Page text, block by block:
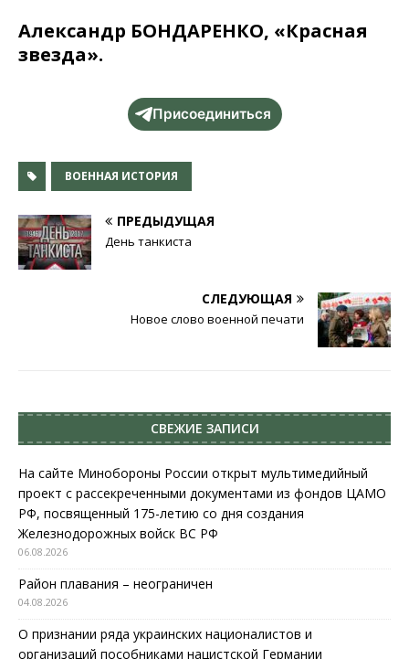
Александр БОНДАРЕНКО, «Красная
звезда».
Присоединиться
ВОЕННАЯ ИСТОРИЯ
ПРЕДЫДУЩАЯ
День танкиста
СЛЕДУЮЩАЯ
Новое слово военной печати
СВЕЖИЕ ЗАПИСИ
На сайте Минобороны России открыт мультимедийный
проект с рассекреченными документами из фондов ЦАМО
РФ, посвященный 175-летию со дня создания
Железнодорожных войск ВС РФ
06.08.2026
Район плавания – неограничен
04.08.2026
О признании ряда украинских националистов и
организаций пособниками нацистской Германии